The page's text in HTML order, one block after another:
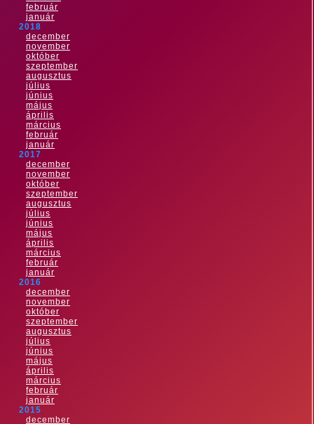
február
január
2018
december
november
október
szeptember
augusztus
július
június
május
április
március
február
január
2017
december
november
október
szeptember
augusztus
július
június
május
április
március
február
január
2016
december
november
október
szeptember
augusztus
július
június
május
április
március
február
január
2015
december